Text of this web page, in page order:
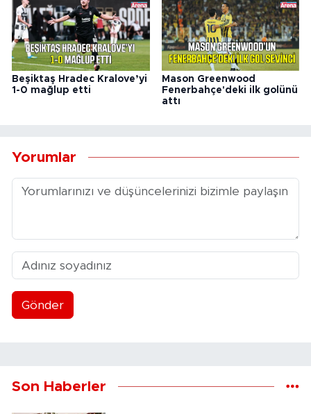
Beşiktaş Hradec Kralove’yi
1-0 mağlup etti
Mason Greenwood
Fenerbahçe'deki ilk golünü
attı
Yorumlar
Gönder
Son Haberler